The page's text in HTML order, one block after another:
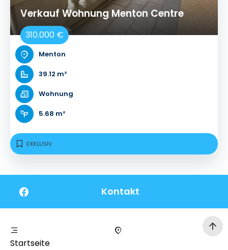
Verkauf Wohnung Menton Centre
310.000 €
Menton
39.12 m²
Wohnung
5.68 m²
EXKLUSIV
Kontakt
Startseite